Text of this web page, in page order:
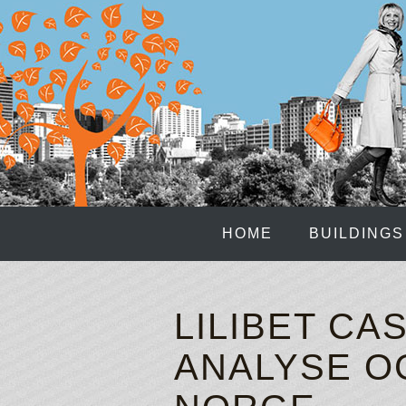
HOME BUILDINGS
LILIBET
ANALYSE